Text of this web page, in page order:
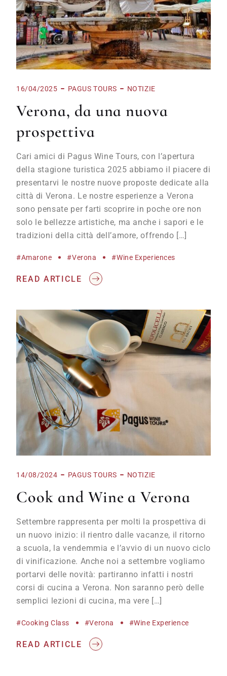
16/04/2025 PAGUS TOURS NOTIZIE
Verona, da una nuova
prospettiva
Cari amici di Pagus Wine Tours, con l’apertura
della stagione turistica 2025 abbiamo il piacere di
presentarvi le nostre nuove proposte dedicate alla
città di Verona. Le nostre esperienze a Verona
sono pensate per farti scoprire in poche ore non
solo le bellezze artistiche, ma anche i sapori e le
tradizioni della città dell’amore, offrendo […]
#Amarone #Verona #wine Experiences
READ ARTICLE
14/08/2024 PAGUS TOURS NOTIZIE
Cook and Wine a Verona
Settembre rappresenta per molti la prospettiva di
un nuovo inizio: il rientro dalle vacanze, il ritorno
a scuola, la vendemmia e l’avvio di un nuovo ciclo
di vinificazione. Anche noi a settembre vogliamo
portarvi delle novità: partiranno infatti i nostri
corsi di cucina a Verona. Non saranno però delle
semplici lezioni di cucina, ma vere […]
#cooking Class #Verona #wine Experience
READ ARTICLE